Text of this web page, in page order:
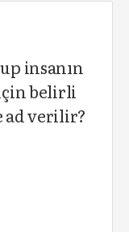
insanın
belirli
ad verilir?